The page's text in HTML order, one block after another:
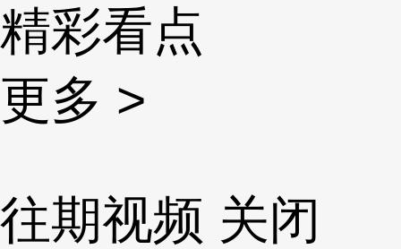
精彩看点
更多 >
往期视频 关闭